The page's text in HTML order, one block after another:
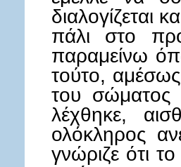
διαλογίζεται
πάλι στο
παραμείνω
τούτο,
του σώματος
λέχθηκε,
ολόκληρος
γνώριζε ότι